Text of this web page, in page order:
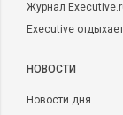
Журнал
Executive отдыхает
НОВОСТИ
Новости дня